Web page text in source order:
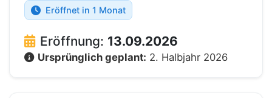
Eröffnet in 1 Monat
Eröffnung: 13.09.2026
Ursprünglich geplant: 2. Halbjahr 2026